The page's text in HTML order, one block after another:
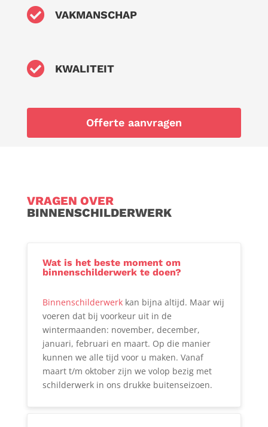
 VAKMANSCHAP
 KWALITEIT
Offerte aanvragen
VRAGEN OVER
BINNENSCHILDERWERK
Wat is het beste moment om
binnenschilderwerk te doen?
Binnenschilderwerkkan bijna altijd. Maar wij
voeren dat bij voorkeur uit in de
wintermaanden: november, december,
januari, februari en maart. Op die manier
kunnen we alle tijd voor u maken. Vanaf
maart t/m oktober zijn we volop bezig met
schilderwerk in ons drukke buitenseizoen.